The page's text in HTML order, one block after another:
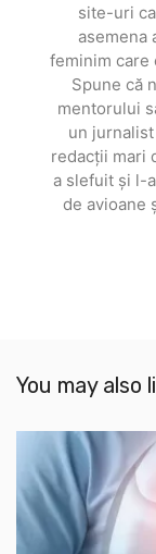
site-uri
asemena
feminim care
Spune că
mentorului
un
redacții mari
a slefuit și l-
de avioane
You may also